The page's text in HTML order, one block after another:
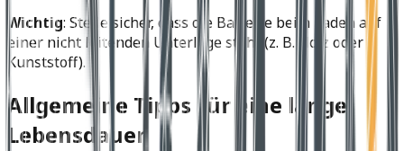
Wichtig: Stelle sicher, dass die Batterie beim Laden auf
einer nicht leitenden Unterlage steht (z. B. Holz oder
Kunststoff).
Allgemeine Tipps für eine lange
Lebensdauer